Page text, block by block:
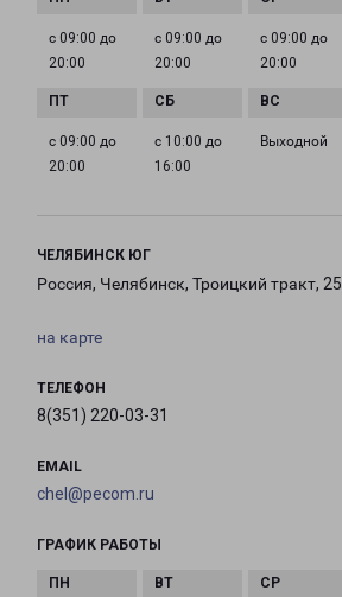
с 09:00 до
20:00
с 09:00 до
20:00
с 09:00 до
20:00
с 09:00 до
20:00
с 10:00 до
16:00
Выходной
ЧЕЛЯБИНСК ЮГ
Россия, Челябинск, Троицкий тракт, 25
на карте
ТЕЛЕФОН
8(351) 220-03-31
EMAIL
chel@pecom.ru
ГРАФИК РАБОТЫ